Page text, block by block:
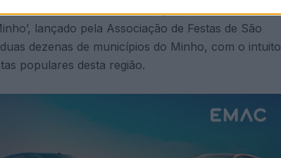
com a adesão do Município de Vila Nova de
lançado pela Associação de Festas de São
dezenas de municípios do Minho, com o intuito
populares desta região.